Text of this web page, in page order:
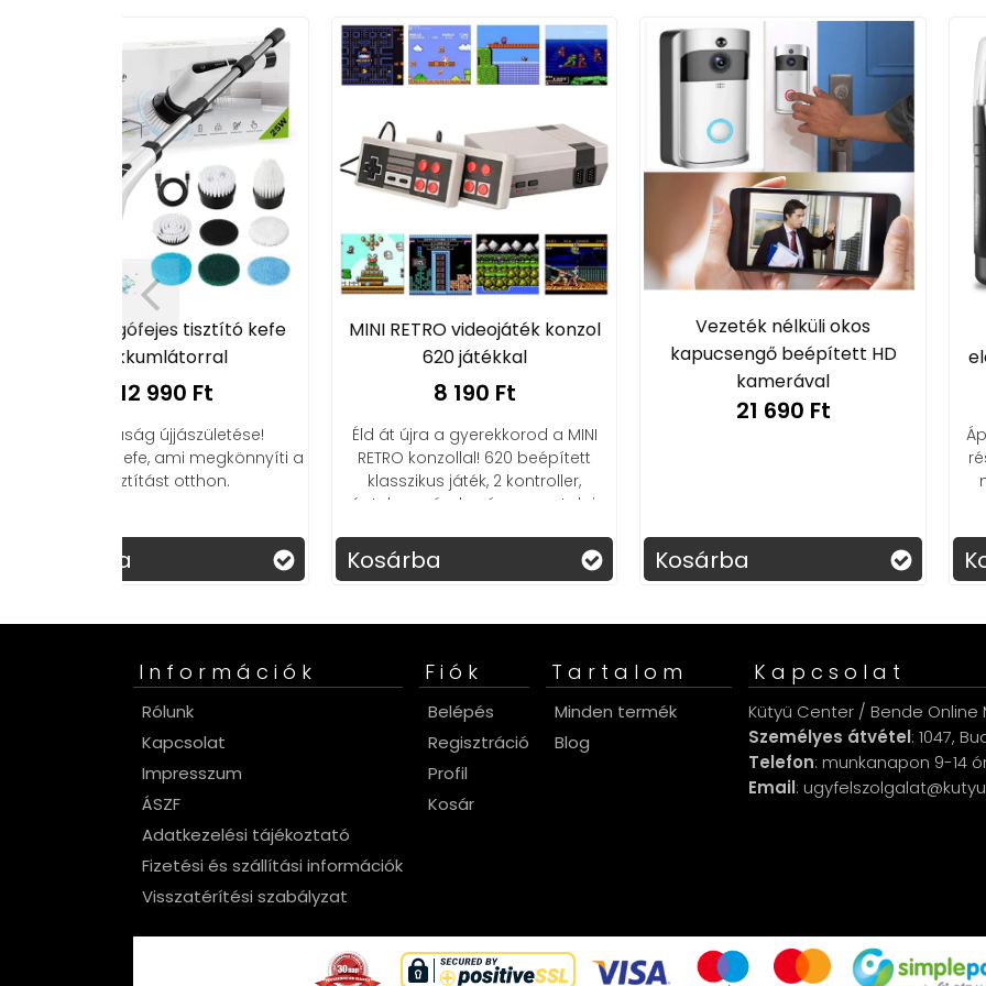
MINI RETRO videojáték konzol
620 játékkal
Éld át újra a gyerekkorod a MINI
RETRO konzollal! 620 beépített
klasszikus játék, 2 kontroller,
végtelen szórakozás – nosztalgia
Vezeték nélküli okos
kapucsengő beépített HD
Surker multifunkciós
elektromos arcszőrzet
Ápolt külső percek alatt,
részletre! Csábító
minden szőrzetre
Információk
Rólunk
Kapcsolat
Impresszum
ÁSZF
Adatkezelési tájékoztató
Fizetési és szállítási információk
Visszatérítési szabályzat
Fiók
Belépés
Regisztráció
Profil
Kosár
Tartalom
Minden termék
Blog
Kapcsolat
Kütyü Center / Bende Online
Személyes átvétel: 1047,
Telefon: munkanapon 9-14
Email: